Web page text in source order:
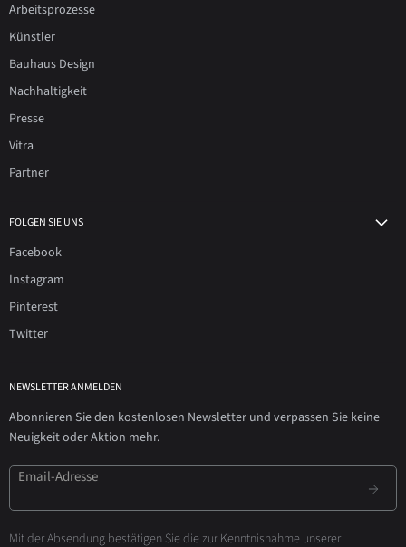
Arbeitsprozesse
Künstler
Bauhaus Design
Nachhaltigkeit
Presse
Vitra
Partner
FOLGEN SIE UNS
Facebook
Instagram
Pinterest
Twitter
NEWSLETTER ANMELDEN
Abonnieren Sie den kostenlosen Newsletter und verpassen Sie keine
Neuigkeit oder Aktion mehr.
Email-Adresse
Mit der Absendung bestätigen Sie die zur Kenntnisnahme unserer